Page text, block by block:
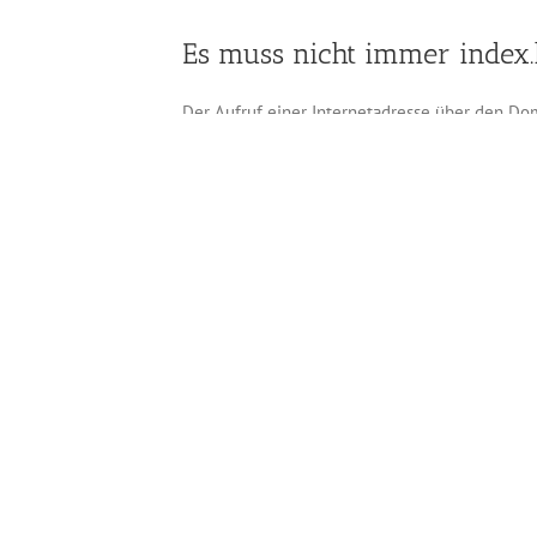
Es muss nicht immer
Der Aufruf einer Internetadresse über den